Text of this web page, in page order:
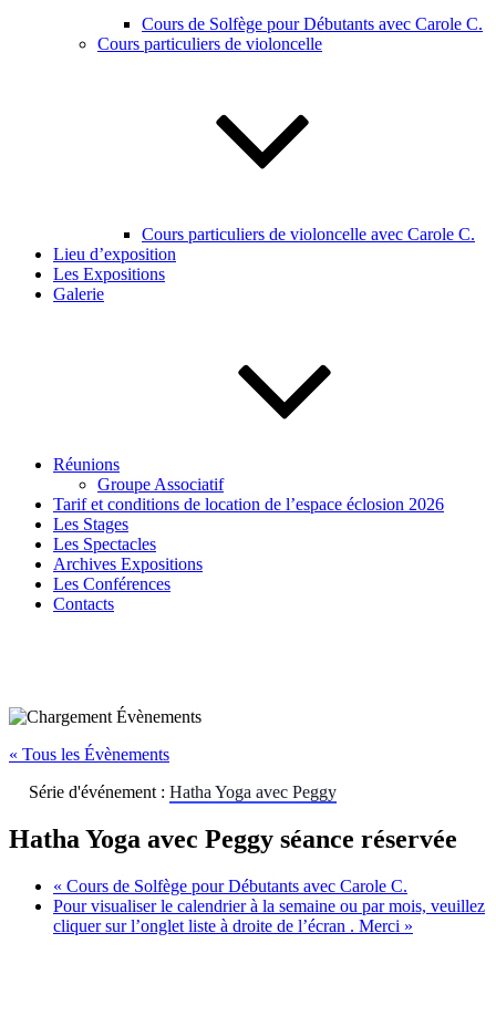
Cours de Solfège pour Débutants avec Carole C.
Cours particuliers de violoncelle
Cours particuliers de violoncelle avec Carole C.
Lieu d’exposition
Les Expositions
Galerie
Réunions
Groupe Associatif
Tarif et conditions de location de l’espace éclosion 2026
Les Stages
Les Spectacles
Archives Expositions
Les Conférences
Contacts
« Tous les Évènements
Série d'événement : Hatha Yoga avec Peggy
Hatha Yoga avec Peggy séance réservée
« Cours de Solfège pour Débutants avec Carole C.
Pour visualiser le calendrier à la semaine ou par mois, veuillez
cliquer sur l’onglet liste à droite de l’écran . Merci »